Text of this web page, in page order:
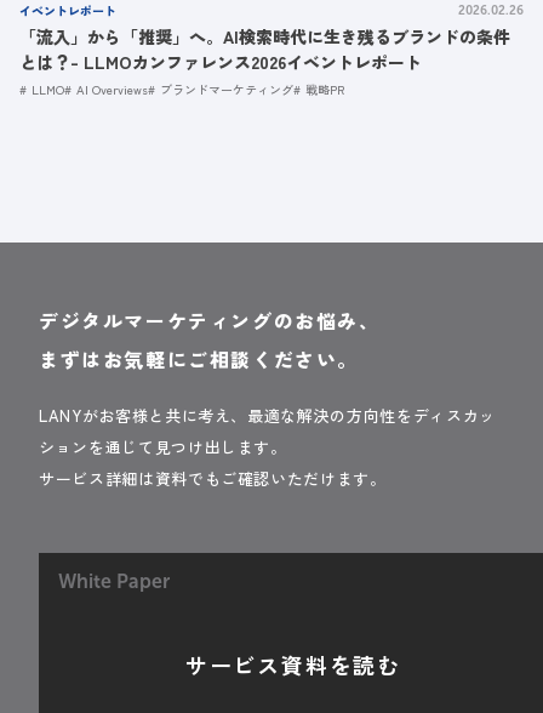
イベントレポート 2026.02.26
「流入」から「推奨」へ。AI検索時代に生き残るブランドの条件
とは？- LLMOカンファレンス2026イベントレポート
LLMO AI Overviews ブランドマーケティング 戦略PR
デジタルマーケティングのお悩み、
まずはお気軽にご相談ください。
LANYがお客様と共に考え、最適な解決の方向性をディスカッ
ションを通じて見つけ出します。
サービス詳細は資料でもご確認いただけます。
White Paper
サービス資料を読む